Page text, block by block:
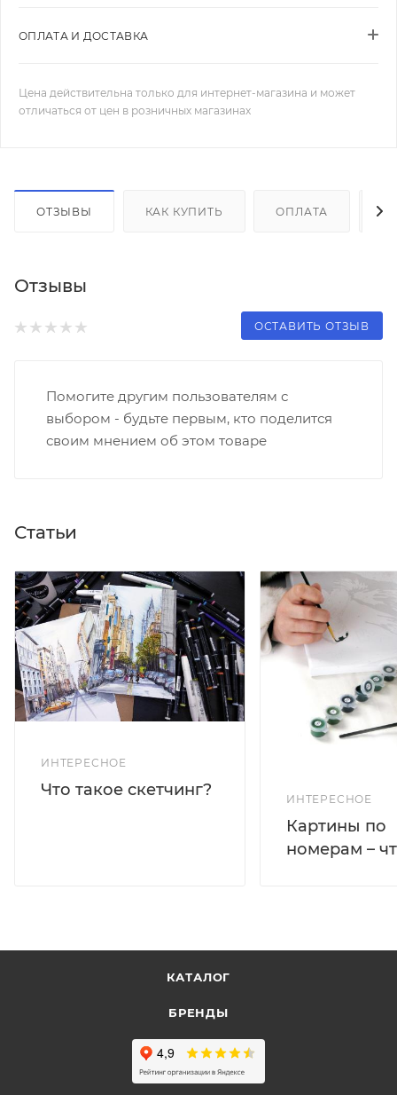
ОПЛАТА И ДОСТАВКА
Цена действительна только для интернет-магазина и может
отличаться от цен в розничных магазинах
ОТЗЫВЫ КАК КУПИТЬ ОПЛАТА
Отзывы
ОСТАВИТЬ ОТЗЫВ
Помогите другим пользователям с
выбором - будьте первым, кто поделится
своим мнением об этом товаре
Статьи
ИНТЕРЕСНОЕ
Что такое скетчинг?
ИНТЕРЕСНОЕ
Картины по
номерам –
КАТАЛОГ
БРЕНДЫ